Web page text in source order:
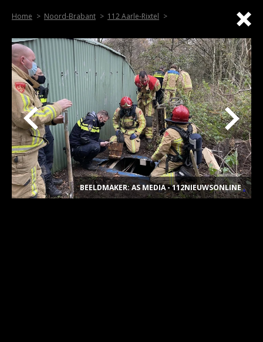
Home Noord-Brabant 112 Aarle-Rixtel
BEELDMAKER: AS MEDIA - 112NIEUWSONLINE.